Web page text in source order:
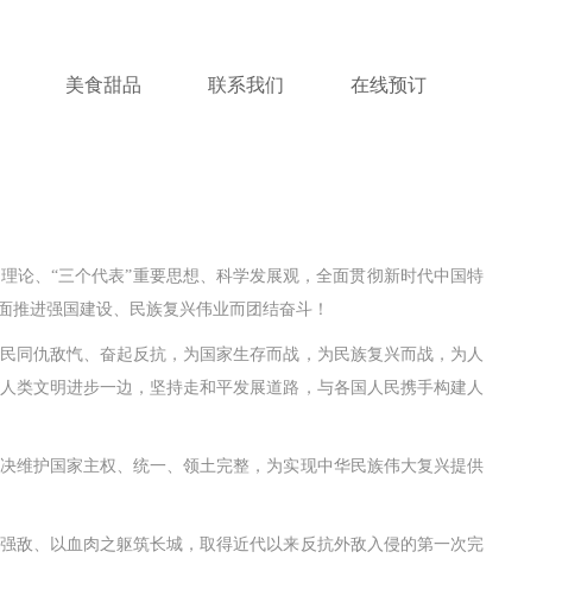
美食甜品 联系我们 在线预订
、“三个代表”重要思想、科学发展观，全面贯彻新时代中国特
进强国建设、民族复兴伟业而团结奋斗！
仇敌忾、奋起反抗，为国家生存而战，为民族复兴而战，为人
类文明进步一边，坚持走和平发展道路，与各国人民携手构建人
护国家主权、统一、领土完整，为实现中华民族伟大复兴提供
、以血肉之躯筑长城，取得近代以来反抗外敌入侵的第一次完